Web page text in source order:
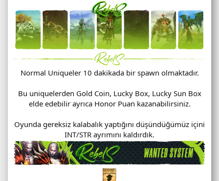
Normal Uniqueler 10 dakikada bir spawn olmaktadır.
Bu uniquelerden Gold Coin, Lucky Box, Lucky Sun Box
elde edebilir ayrıca Honor Puan kazanabilirsiniz.
Oyunda gereksiz kalabalık yaptığını düşündüğümüz içini
INT/STR ayrımını kaldırdık.